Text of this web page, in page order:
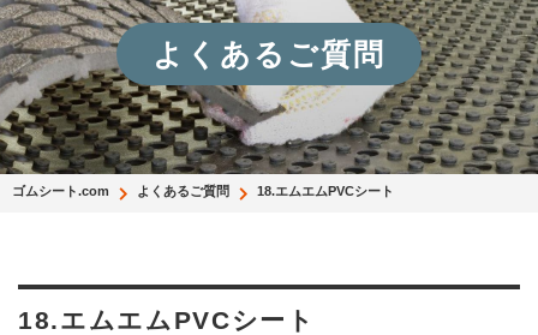
よくあるご質問
ゴムシート.com よくあるご質問 18.エムエムPVCシート
18.エムエムPVCシート